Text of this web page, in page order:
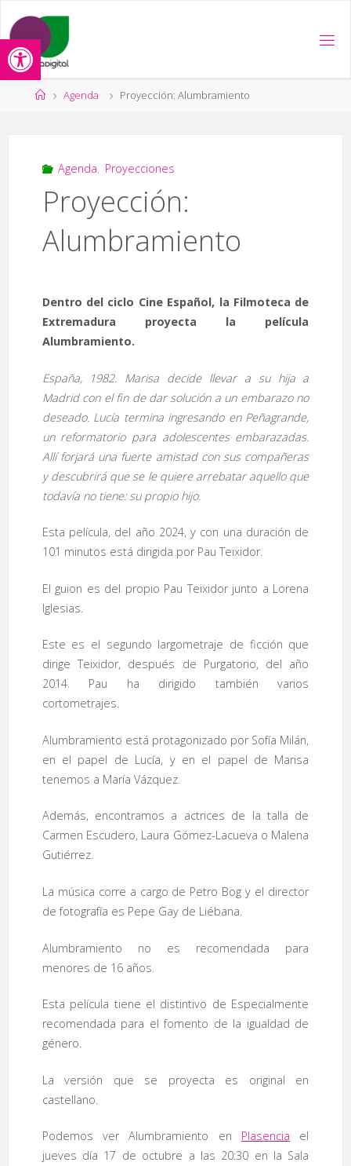
Abrir barra de herramientas
contenido
PáginaAgenda Proyección: Alumbramiento
Agenda, Proyecciones
Proyección:
Alumbramiento
Dentro del ciclo Cine Español, la Filmoteca de
Extremadura proyecta la película
Alumbramiento.
España, 1982. Marisa decide llevar a su hija a
Madrid con el fin de dar solución a un embarazo no
deseado. Lucía termina ingresando en Peñagrande,
un reformatorio para adolescentes embarazadas.
Allí forjará una fuerte amistad con sus compañeras
y descubrirá que se le quiere arrebatar aquello que
todavía no tiene: su propio hijo.
Esta película, del año 2024, y con una duración de
101 minutos está dirigida por Pau Teixidor.
El guion es del propio Pau Teixidor junto a Lorena
Iglesias.
Este es el segundo largometraje de ficción que
dirige Teixidor, después de Purgatorio, del año
2014. Pau ha dirigido también varios
cortometrajes.
Alumbramiento está protagonizado por Sofía Milán,
en el papel de Lucía, y en el papel de Marisa
tenemos a María Vázquez.
Además, encontramos a actrices de la talla de
Carmen Escudero, Laura Gómez-Lacueva o Malena
Gutiérrez.
La música corre a cargo de Petro Bog y el director
de fotografía es Pepe Gay de Liébana.
Alumbramiento no es recomendada para
menores de 16 años.
Esta película tiene el distintivo de Especialmente
recomendada para el fomento de la igualdad de
género.
La versión que se proyecta es original en
castellano.
Podemos ver Alumbramiento en Plasencia el
jueves día 17 de octubre a las 20:30 en la Sala